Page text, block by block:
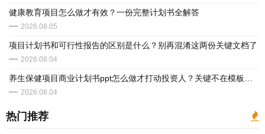
健康教育项目怎么做才有效？一份完整计划书全解答
2026.08.05
项目计划书和可行性报告的区别是什么？别再混淆这两份关键文档了
2026.08.04
养生保健项目商业计划书ppt怎么做才打动投资人？关键不在模板而在这3点逻辑
2026.08.04
热门推荐